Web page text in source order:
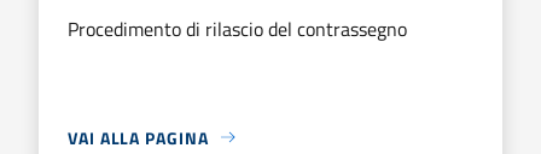
Procedimento di rilascio del contrassegno
VAI ALLA PAGINA